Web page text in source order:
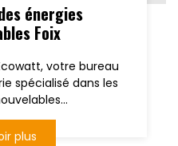
énergies
Foix
votre bureau
spécialisé dans les
plus